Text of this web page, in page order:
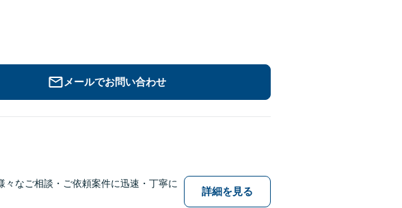
メールでお問い合わせ
々なご相談・ご依頼案件に迅速・丁寧に
詳細を見る